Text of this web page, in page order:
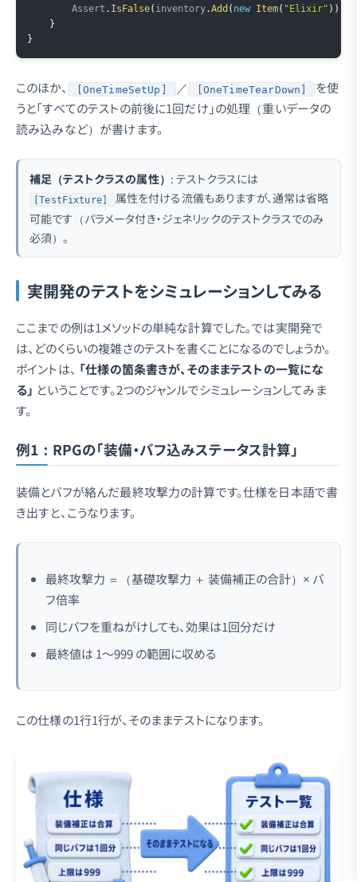
        Assert
. IsFalse( inventory.Add ( new Item( "Elixir" ) )
}
}
このほか、 [OneTimeSetUp] ／ [OneTimeTearDown]
を使
うと「すべてのテストの前後に1回だけ」の処理（重いデータの
読み込みなど）が書けます。
補足（テストクラスの属性） : テストクラスには
[TestFixture]
属性を付ける流儀もありますが、通常は省略
可能です（パラメータ付き・ジェネリックのテストクラスでのみ
必須）。
実開発のテストをシミュレーションしてみる
ここまでの例は1メソッドの単純な計算でした。では実開発で
は、どのくらいの複雑さのテストを書くことになるのでしょうか。
ポイントは、 「仕様の箇条書きが、そのままテストの一覧にな
る」 ということです。2つのジャンルでシミュレーションしてみま
す。
例1：RPGの「装備・バフ込みステータス計算」
装備とバフが絡んだ最終攻撃力の計算です。仕様を日本語で書
き出すと、こうなります。
最終攻撃力 ＝（基礎攻撃力 ＋ 装備補正の合計）× バ
フ倍率
同じバフを重ねがけしても、効果は1回分だけ
最終値は 1〜999 の範囲に収める
この仕様の1行1行が、そのままテストになります。